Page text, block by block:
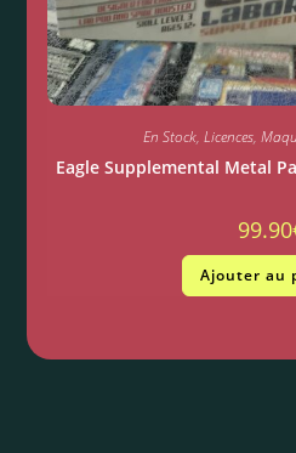
En Stock, Licences,
Eagle Supplemental Metal
99.90
Ajouter au